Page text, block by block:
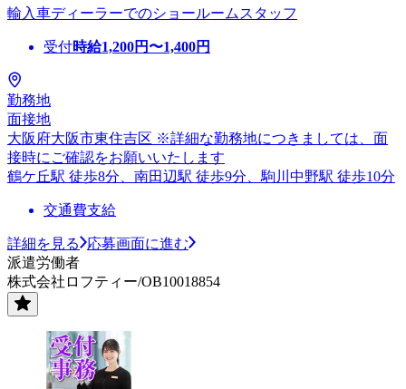
輸入車ディーラーでのショールームスタッフ
受付時給1,200円〜1,400円
勤務地
面接地
大阪府大阪市東住吉区 ※詳細な勤務地につきましては、面
接時にご確認をお願いいたします
鶴ケ丘駅 徒歩8分、南田辺駅 徒歩9分、駒川中野駅 徒歩10分
交通費支給
詳細を見る
応募画面に進む
派遣労働者
株式会社ロフティー/OB10018854